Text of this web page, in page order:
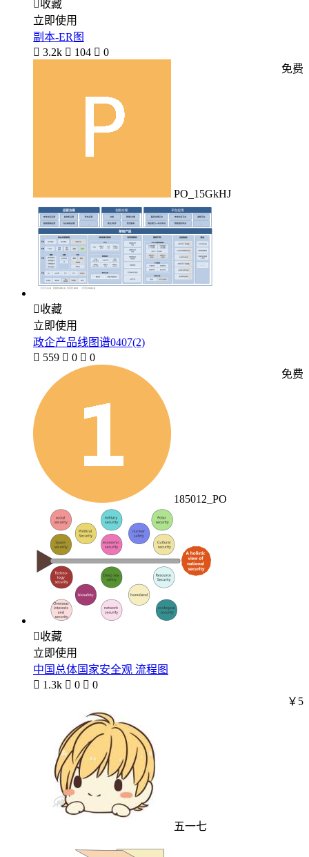
收藏
立即使用
副本-ER图
 3.2k  104  0
PO_15GkHJ
免费
收藏
立即使用
政企产品线图谱0407(2)
 559  0  0
185012_PO
免费
收藏
立即使用
中国总体国家安全观 流程图
 1.3k  0  0
五一七
￥5